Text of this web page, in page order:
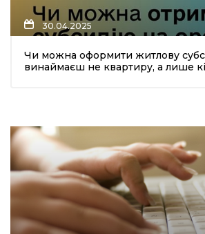
30.04.2025
Чи можна оформити житлову
винаймаєш не квартиру, а лише